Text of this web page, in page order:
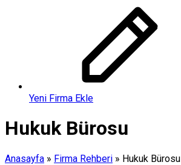
Yeni Firma Ekle
Hukuk Bürosu
Anasayfa » Firma Rehberi » Hukuk Bürosu